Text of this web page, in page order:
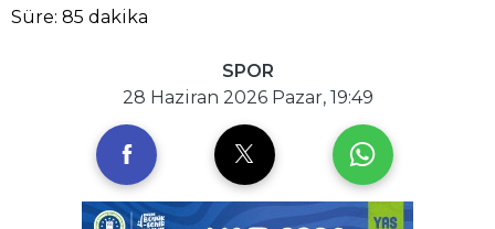
Süre: 85 dakika
SPOR
28 Haziran 2026 Pazar, 19:49